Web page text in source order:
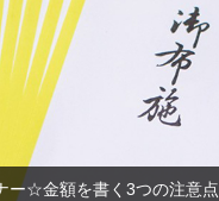
ー☆金額を書く3つの注意点